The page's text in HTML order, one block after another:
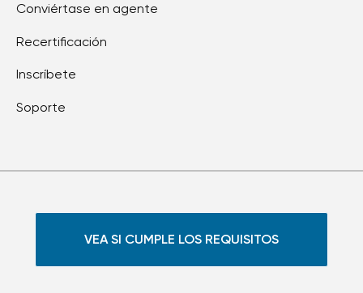
Conviértase en agente
Recertificación
Inscríbete
Soporte
VEA SI CUMPLE LOS REQUISITOS